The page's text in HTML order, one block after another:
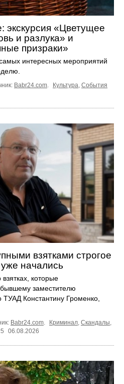
экскурсия «Цветущее
и разлука» и
призраки»
интересных мероприятий
Babr24.com. Культура, События
взятками строгое
начались
которые
заместителю
ТУАД Константину Громенко,
Babr24.com. Криминал, Скандалы,
06.08.2026